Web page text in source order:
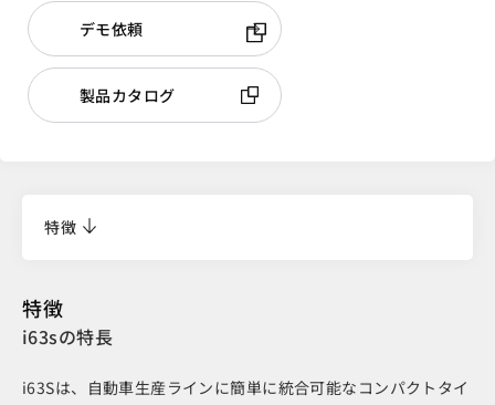
デモ依頼
製品カタログ
特徴
特徴
i63sの特長
i63Sは、自動車生産ラインに簡単に統合可能なコンパクトタイ